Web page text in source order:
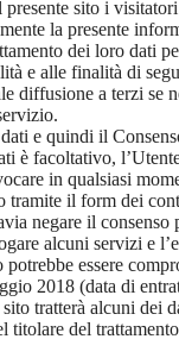
presente sito i
la presente
dei loro dati
e alle finalità di
diffusione a terzi se
e quindi il
è facoltativo,
in qualsiasi
tramite il form dei
negare il consenso
alcuni servizi e
essere
2018 (data di
tratterà alcuni dei
titolare del